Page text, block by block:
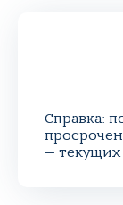
Справка:
— текущих